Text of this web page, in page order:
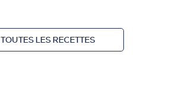
TOUTES LES RECETTES